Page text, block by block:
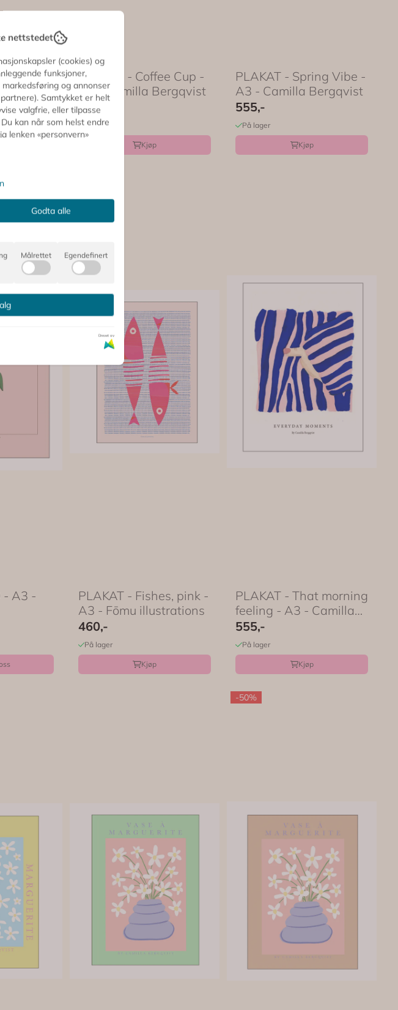
Stool -
PLAKAT - Coffee Cup -
A3 - Camilla Bergqvist
555,-
På lager
Kjøp
PLAKAT - Spring Vibe -
A3 - Camilla Bergqvist
555,-
På lager
Kjøp
- A3 -
PLAKAT - Fishes, pink -
A3 - Fōmu illustrations
460,-
På lager
Kjøp
PLAKAT - That morning
feeling - A3 - Camilla
Bergqvist
555,-
På lager
Kjøp
-50%
nettstedet
(cookies) og
funksjoner,
og annonser
Samtykket er helt
valgfrie, eller tilpasse
kan når som helst endre
lenken «personvern»
Godta alle
Målrettet Egendefinert
Drevet av